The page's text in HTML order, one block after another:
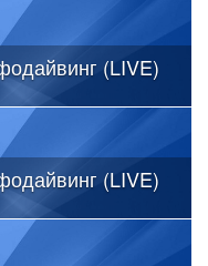
(LIVE)
(LIVE)